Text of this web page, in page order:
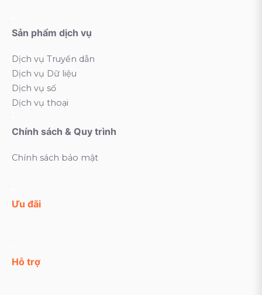
Sản phẩm dịch vụ
Dịch vụ Truyền dẫn
Dịch vụ Dữ liệu
Dịch vụ số
Dịch vụ thoại
Chính sách & Quy trình
Chính sách bảo mật
Ưu đãi
Hỗ trợ